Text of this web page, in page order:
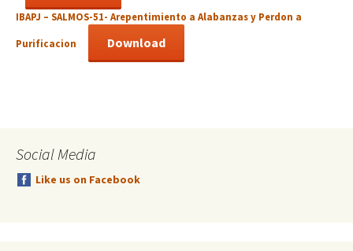
IBAPJ – SALMOS-51- Arepentimiento a Alabanzas y Perdon a
Purificacion Download
Social Media
Like us on Facebook